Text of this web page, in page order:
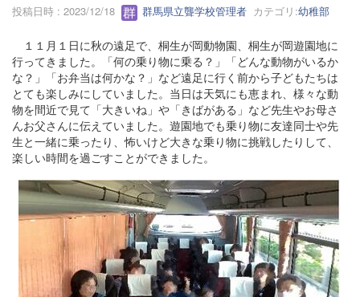
投稿日時 : 2023/12/18 群馬県立聾学校管理者 カテゴリ:幼稚部
１１月１日に秋の遠足で、桐生が岡動物園、桐生が岡遊園地に
行ってきました。「何の乗り物に乗る？」「どんな動物がいるか
な？」「お弁当は何かな？」など遠足に行く前から子どもたちは
とても楽しみにしていました。当日は天気にも恵まれ、様々な動
物を間近で見て「大きいね」や「きばがある」など先生やお母さ
んお父さんに伝えていました。遊園地でも乗り物に友達同士や先
生と一緒に乗ったり、怖いけど大きな乗り物に挑戦したりして、
楽しい時間を過ごすことができました。